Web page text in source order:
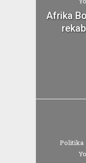
Afrika
Politika